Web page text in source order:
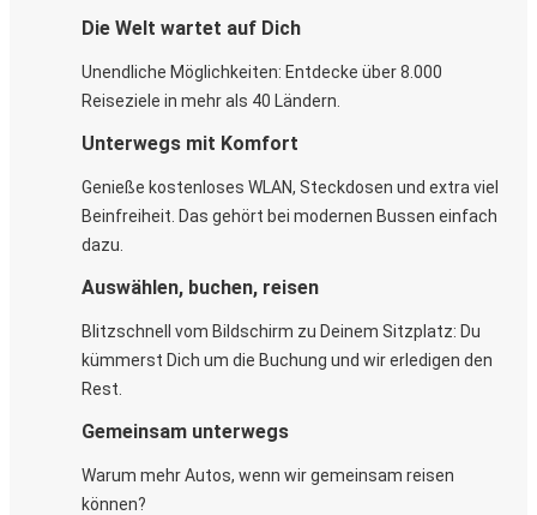
Die Welt wartet auf Dich
Unendliche Möglichkeiten: Entdecke über 8.000
Reiseziele in mehr als 40 Ländern.
Unterwegs mit Komfort
Genieße kostenloses WLAN, Steckdosen und extra viel
Beinfreiheit. Das gehört bei modernen Bussen einfach
dazu.
Auswählen, buchen, reisen
Blitzschnell vom Bildschirm zu Deinem Sitzplatz: Du
kümmerst Dich um die Buchung und wir erledigen den
Rest.
Gemeinsam unterwegs
Warum mehr Autos, wenn wir gemeinsam reisen
können?